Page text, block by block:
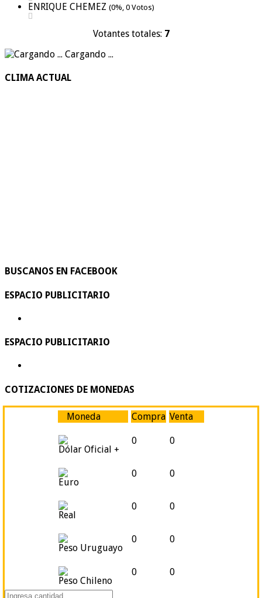
ENRIQUE CHEMEZ (0%, 0 Votos)
Votantes totales: 7
Cargando ...
CLIMA ACTUAL
BUSCANOS EN FACEBOOK
ESPACIO PUBLICITARIO
ESPACIO PUBLICITARIO
COTIZACIONES DE MONEDAS
Moneda Compra Venta
Dólar Oficial +
0 0
Euro
0 0
Real
0 0
Peso Uruguayo
0 0
Peso Chileno
0 0